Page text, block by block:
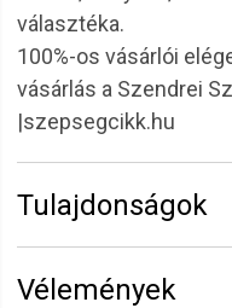
választéka.
100%-os vásárlói
vásárlás a Szendrei
|szepsegcikk.hu
Tulajdonságok
Vélemények